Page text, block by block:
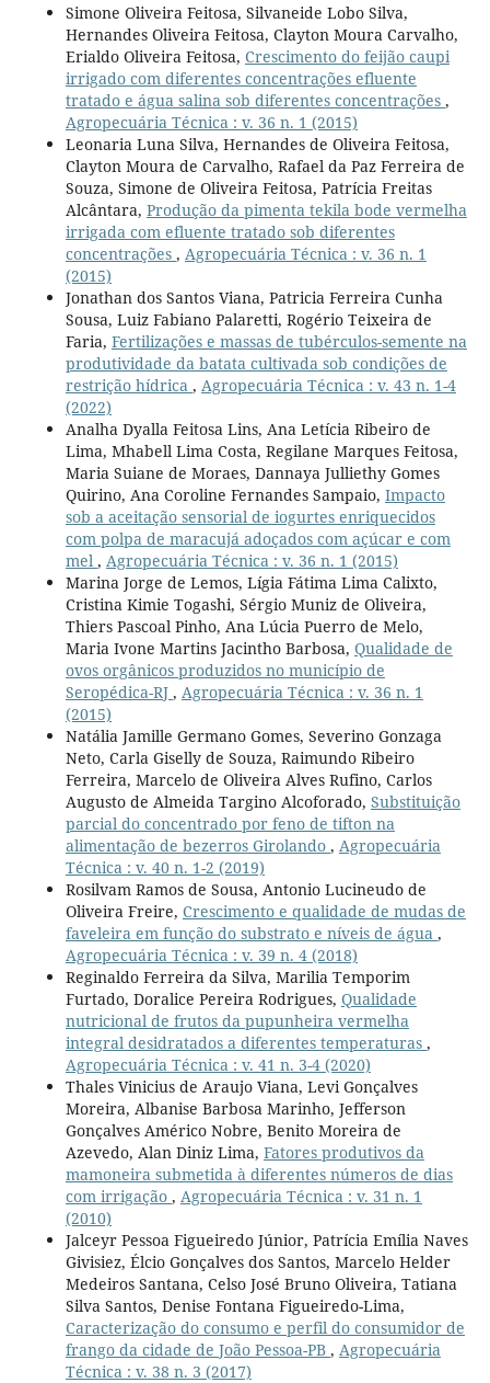
Simone Oliveira Feitosa, Silvaneide Lobo Silva,
Hernandes Oliveira Feitosa, Clayton Moura Carvalho,
Erialdo Oliveira Feitosa, Crescimento do feijão caupi
irrigado com diferentes concentrações efluente
tratado e água salina sob diferentes concentrações ,
Agropecuária Técnica : v. 36 n. 1 (2015)
Leonaria Luna Silva, Hernandes de Oliveira Feitosa,
Clayton Moura de Carvalho, Rafael da Paz Ferreira de
Souza, Simone de Oliveira Feitosa, Patrícia Freitas
Alcântara, Produção da pimenta tekila bode vermelha
irrigada com efluente tratado sob diferentes
concentrações , Agropecuária Técnica : v. 36 n. 1
(2015)
Jonathan dos Santos Viana, Patricia Ferreira Cunha
Sousa, Luiz Fabiano Palaretti, Rogério Teixeira de
Faria, Fertilizações e massas de tubérculos-semente na
produtividade da batata cultivada sob condições de
restrição hídrica , Agropecuária Técnica : v. 43 n. 1-4
(2022)
Analha Dyalla Feitosa Lins, Ana Letícia Ribeiro de
Lima, Mhabell Lima Costa, Regilane Marques Feitosa,
Maria Suiane de Moraes, Dannaya Julliethy Gomes
Quirino, Ana Coroline Fernandes Sampaio, Impacto
sob a aceitação sensorial de iogurtes enriquecidos
com polpa de maracujá adoçados com açúcar e com
mel , Agropecuária Técnica : v. 36 n. 1 (2015)
Marina Jorge de Lemos, Lígia Fátima Lima Calixto,
Cristina Kimie Togashi, Sérgio Muniz de Oliveira,
Thiers Pascoal Pinho, Ana Lúcia Puerro de Melo,
Maria Ivone Martins Jacintho Barbosa, Qualidade de
ovos orgânicos produzidos no município de
Seropédica-RJ , Agropecuária Técnica : v. 36 n. 1
(2015)
Natália Jamille Germano Gomes, Severino Gonzaga
Neto, Carla Giselly de Souza, Raimundo Ribeiro
Ferreira, Marcelo de Oliveira Alves Rufino, Carlos
Augusto de Almeida Targino Alcoforado, Substituição
parcial do concentrado por feno de tifton na
alimentação de bezerros Girolando , Agropecuária
Técnica : v. 40 n. 1-2 (2019)
Rosilvam Ramos de Sousa, Antonio Lucineudo de
Oliveira Freire, Crescimento e qualidade de mudas de
faveleira em função do substrato e níveis de água ,
Agropecuária Técnica : v. 39 n. 4 (2018)
Reginaldo Ferreira da Silva, Marilia Temporim
Furtado, Doralice Pereira Rodrigues, Qualidade
nutricional de frutos da pupunheira vermelha
integral desidratados a diferentes temperaturas ,
Agropecuária Técnica : v. 41 n. 3-4 (2020)
Thales Vinicius de Araujo Viana, Levi Gonçalves
Moreira, Albanise Barbosa Marinho, Jefferson
Gonçalves Américo Nobre, Benito Moreira de
Azevedo, Alan Diniz Lima, Fatores produtivos da
mamoneira submetida à diferentes números de dias
com irrigação , Agropecuária Técnica : v. 31 n. 1
(2010)
Jalceyr Pessoa Figueiredo Júnior, Patrícia Emília Naves
Givisiez, Élcio Gonçalves dos Santos, Marcelo Helder
Medeiros Santana, Celso José Bruno Oliveira, Tatiana
Silva Santos, Denise Fontana Figueiredo-Lima,
Caracterização do consumo e perfil do consumidor de
frango da cidade de João Pessoa-PB , Agropecuária
Técnica : v. 38 n. 3 (2017)